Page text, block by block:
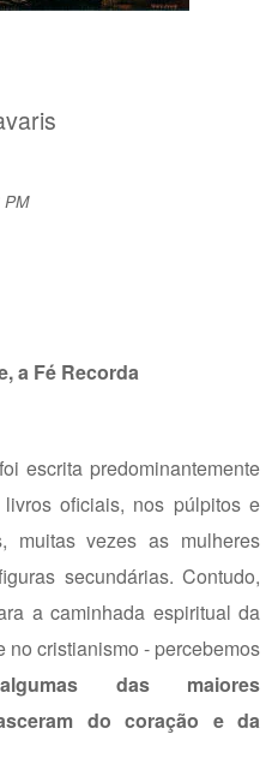
a Fé Recorda
escrita predominantemente
oficiais, nos púlpitos e
muitas vezes as mulheres
secundárias. Contudo,
a caminhada espiritual da
no cristianismo - percebemos
algumas das maiores
do coração e da